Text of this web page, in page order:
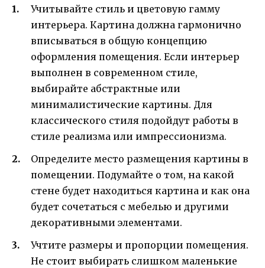
Учитывайте стиль и цветовую гамму
интерьера. Картина должна гармонично
вписываться в общую концепцию
оформления помещения. Если интерьер
выполнен в современном стиле,
выбирайте абстрактные или
минималистические картины. Для
классического стиля подойдут работы в
стиле реализма или импрессионизма.
Определите место размещения картины в
помещении. Подумайте о том, на какой
стене будет находиться картина и как она
будет сочетаться с мебелью и другими
декоративными элементами.
Учтите размеры и пропорции помещения.
Не стоит выбирать слишком маленькие